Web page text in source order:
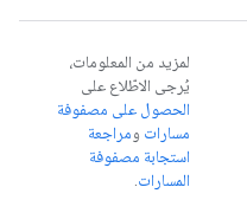
لمزيد من المعلومات،
يُرجى الاطّلاع على
الحصول على مصفوفة
مسارات ومراجعة
استجابة مصفوفة
المسارات